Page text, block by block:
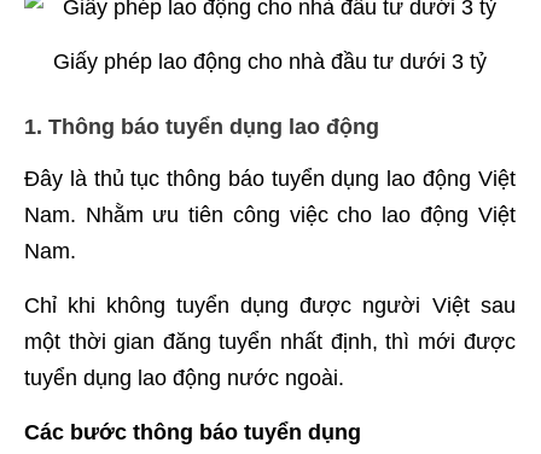
Giấy phép lao động cho nhà đầu tư dưới 3 tỷ
1. Thông báo tuyển dụng lao động
Đây là thủ tục thông báo tuyển dụng lao động Việt
Nam. Nhằm ưu tiên công việc cho lao động Việt
Nam.
Chỉ khi không tuyển dụng được người Việt sau
một thời gian đăng tuyển nhất định, thì mới được
tuyển dụng lao động nước ngoài.
Các bước thông báo tuyển dụng